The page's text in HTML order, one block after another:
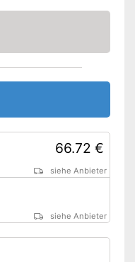
66.72 €
siehe Anbieter
siehe Anbieter